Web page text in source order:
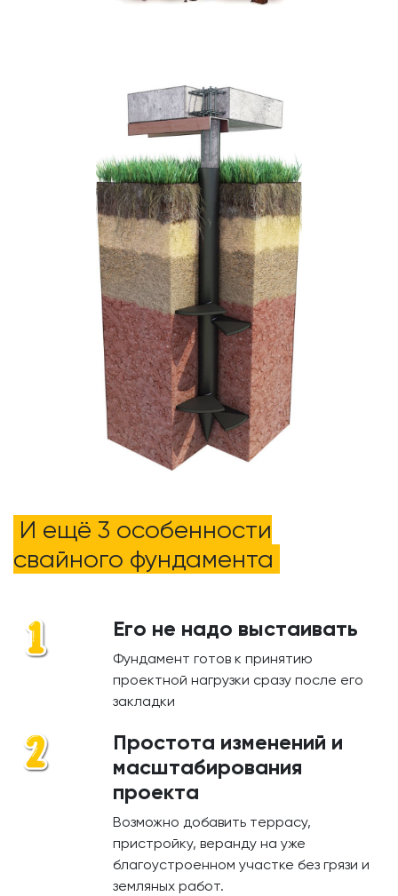
И ещё 3 особенности
свайного фундамента
Его не надо выстаивать
Фундамент готов к принятию
проектной нагрузки сразу после его
закладки
Простота изменений и
масштабирования
проекта
Возможно добавить террасу,
пристройку, веранду на уже
благоустроенном участке без грязи и
земляных работ.